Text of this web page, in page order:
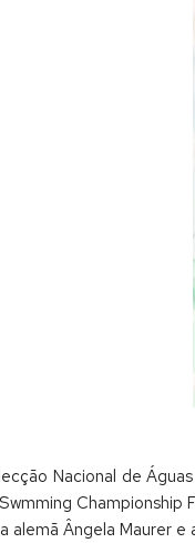
Nacional de
Ângela Maurer e